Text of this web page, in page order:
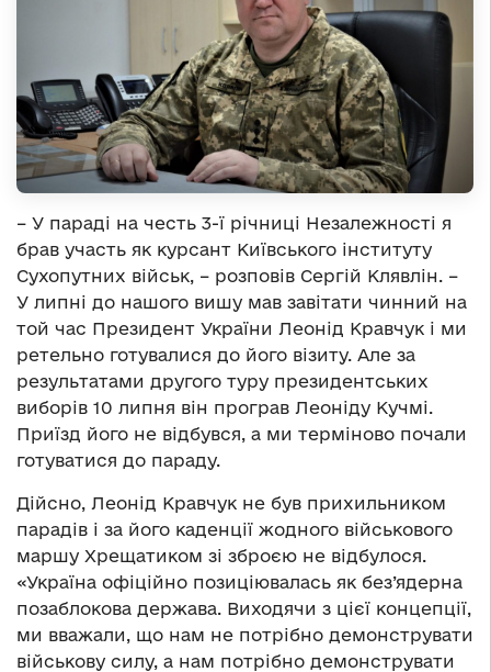
– У параді на честь 3-ї річниці Незалежності я
брав участь як курсант Київського інституту
Сухопутних військ, – розповів Сергій Клявлін. –
У липні до нашого вишу мав завітати чинний на
той час Президент України Леонід Кравчук і ми
ретельно готувалися до його візиту. Але за
результатами другого туру президентських
виборів 10 липня він програв Леоніду Кучмі.
Приїзд його не відбувся, а ми терміново почали
готуватися до параду.
Дійсно, Леонід Кравчук не був прихильником
парадів і за його каденції жодного військового
маршу Хрещатиком зі зброєю не відбулося.
«Україна офіційно позиціювалась як без’ядерна
позаблокова держава. Виходячи з цієї концепції,
ми вважали, що нам не потрібно демонструвати
військову силу, а нам потрібно демонструвати